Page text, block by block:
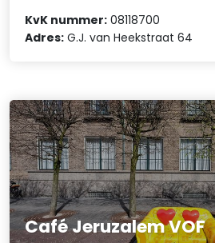
KvK nummer: 08118700
Adres: G.J. van Heekstraat 64
Café Jeruzalem VOF